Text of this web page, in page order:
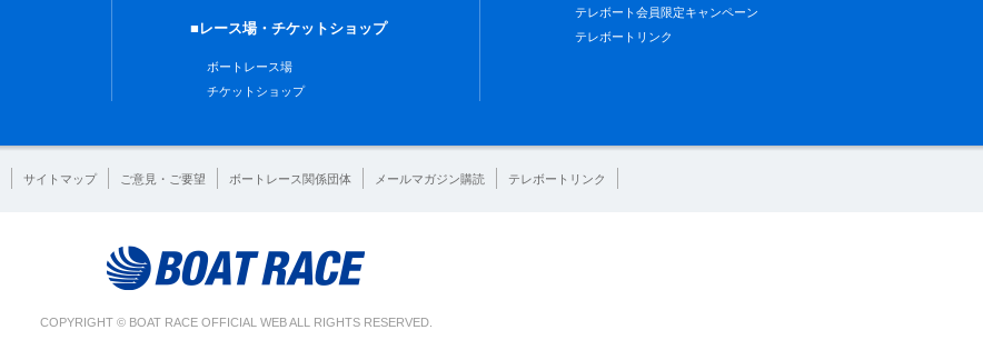
■レース場・チケットショップ
ボートレース場
チケットショップ
テレボート会員限定キャンペーン
テレボートリンク
サイトマップ ご意見・ご要望 ボートレース関係団体 メールマガジン購読 テレボートリンク
COPYRIGHT © BOAT RACE OFFICIAL WEB ALL RIGHTS RESERVED.